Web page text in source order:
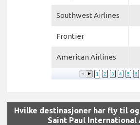
Southwest Airlines
Frontier
American Airlines
1 2 3 4 5 6
Hvilke destinasjoner har fly til
Saint Paul International